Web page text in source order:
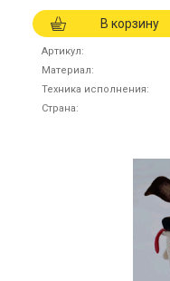
В корзину
Артикул
Материал
Техника исполнения
Страна